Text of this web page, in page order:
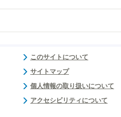
このサイトについて
サイトマップ
個人情報の取り扱いについて
アクセシビリティについて